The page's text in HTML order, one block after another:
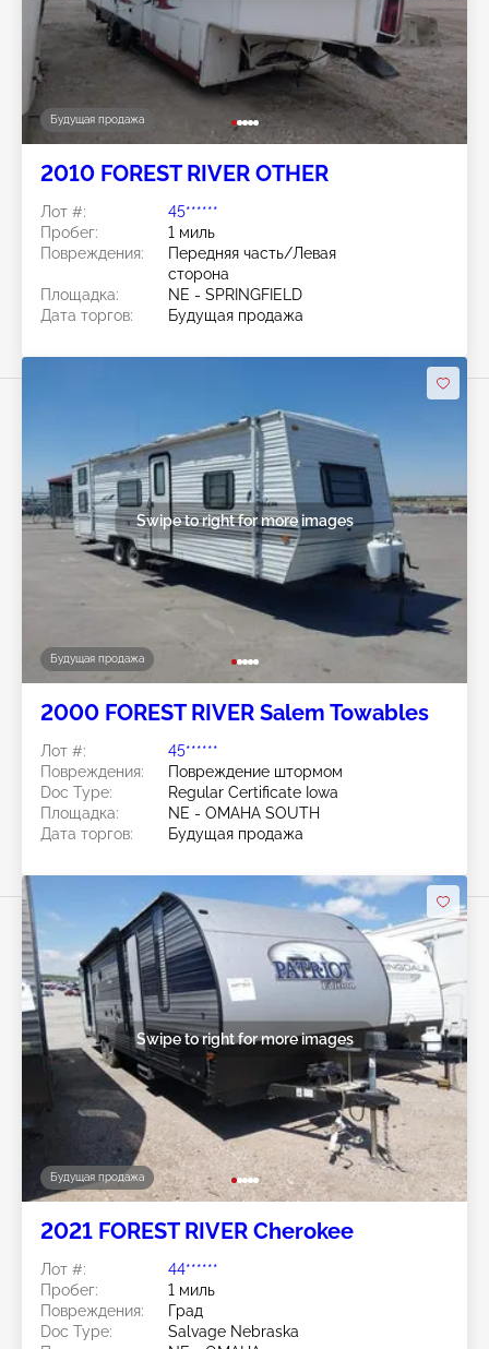
Будущая продажа
2010 FOREST RIVER OTHER
Лот #:
45******
Пробег:
1 миль
Повреждения:
Передняя часть/Левая
сторона
Площадка:
NE - SPRINGFIELD
Дата торгов:
Будущая продажа
Будущая продажа
Swipe to right for more images
2000 FOREST RIVER Salem Towables
Лот #:
45******
Повреждения:
Повреждение штормом
Doc Type:
Regular Certificate Iowa
Площадка:
NE - OMAHA SOUTH
Дата торгов:
Будущая продажа
Будущая продажа
Swipe to right for more images
2021 FOREST RIVER Cherokee
Лот #:
44******
Пробег:
1 миль
Повреждения:
Град
Doc Type:
Salvage Nebraska